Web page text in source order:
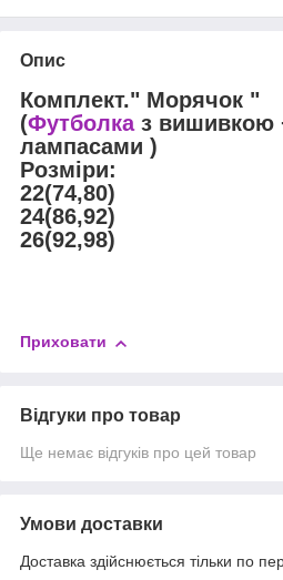
Опис
Комплект." Морячок "
(Футболказ вишивкою
лампасами )
Розміри:
22(74,80)
24(86,92)
26(92,98)
Приховати
Відгуки про товар
Ще немає відгуків про цей товар
Умови доставки
Доставка здійснюється тільки по